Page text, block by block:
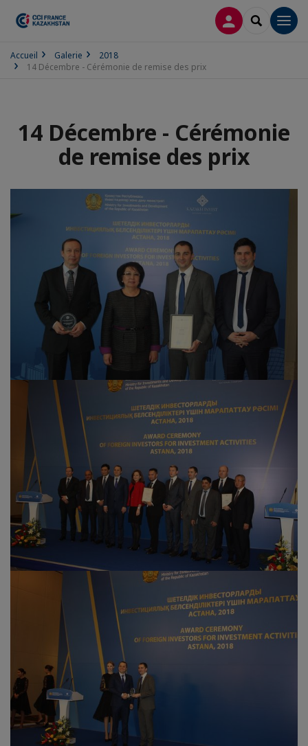
CONNEXION
Accueil Galerie
2018
14 Décembre - Cérémonie de remise des prix
14 Décembre - Cérémonie
de remise des prix